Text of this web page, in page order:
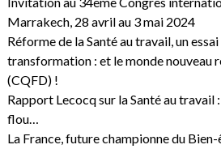
Marrakech, 28 avril au 3 mai 2024
Réforme de la Santé au travail, un
transformation : et le monde nouveau
(CQFD) !
Rapport Lecocq sur la Santé au travail
flou…
La France, future championne du